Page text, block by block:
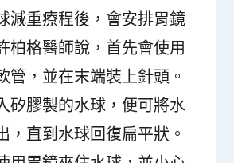
減重療程後，會安排胃鏡
柏格醫師說，首先會使用
管，並在末端裝上針頭。
矽膠製的水球，便可將水
，直到水球回復扁平狀。